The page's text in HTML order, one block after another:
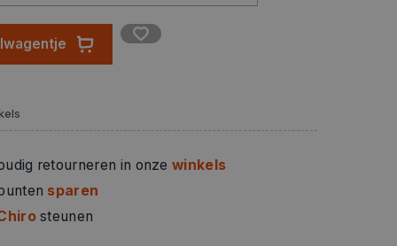
retourneren in onzewinkels
sparen
steunen